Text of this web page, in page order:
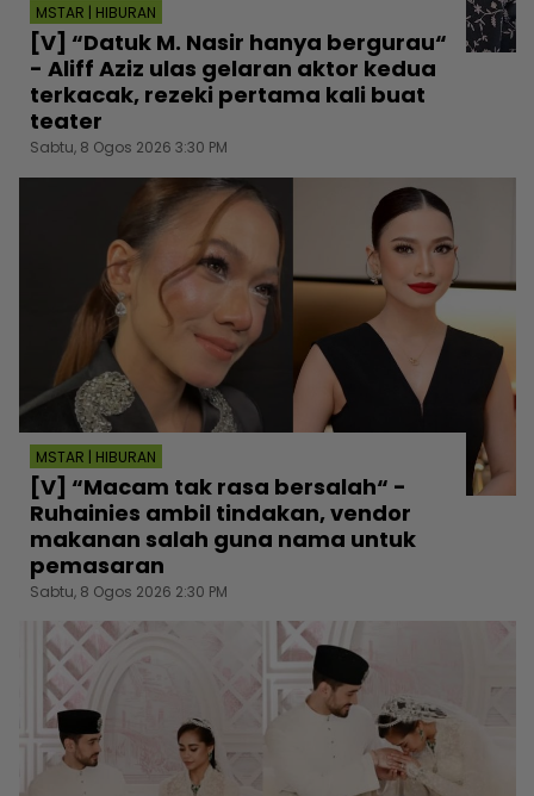
MSTAR | HIBURAN
[V] “Datuk M. Nasir hanya bergurau“
- Aliff Aziz ulas gelaran aktor kedua
terkacak, rezeki pertama kali buat
teater
Sabtu, 8 Ogos 2026 3:30 PM
MSTAR | HIBURAN
[V] “Macam tak rasa bersalah“ -
Ruhainies ambil tindakan, vendor
makanan salah guna nama untuk
pemasaran
Sabtu, 8 Ogos 2026 2:30 PM